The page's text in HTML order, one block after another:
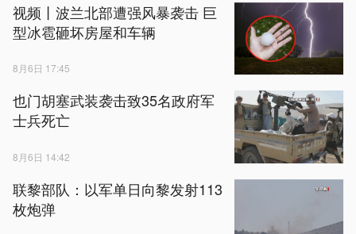
视频丨波兰北部遭强风暴袭击 巨
型冰雹砸坏房屋和车辆
8月6日 17:45
也门胡塞武装袭击致35名政府军
士兵死亡
8月6日 14:42
联黎部队：以军单日向黎发射113
枚炮弹